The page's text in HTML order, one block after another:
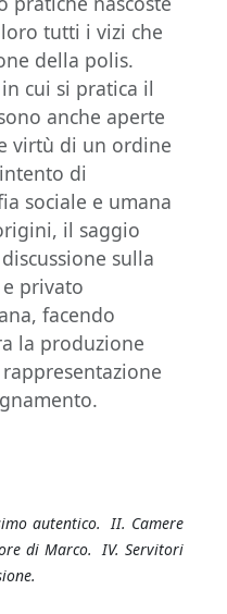
tutti i vizi che
della polis.
cui si pratica il
anche aperte
virtù di un ordine
di
sociale e umana
il saggio
sulla
privato
facendo
la produzione
autentico. II. Camere
di Marco. IV. Servitori